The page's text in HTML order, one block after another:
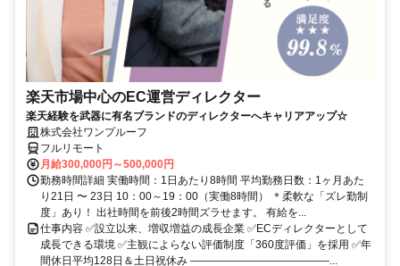
楽天市場中心のEC運営ディレクター
楽天経験を武器に有名ブランドのディレクターへキャリアアップ☆
株式会社ワンプルーフ
フルリモート
月給300,000円～500,000円
勤務時間詳細 実働時間：1日あたり8時間 平均勤務日数：1ヶ月あた
り21日 〜 23日 10：00～19：00（実働8時間） ＊柔軟な「ズレ勤制
度」あり！ 出社時間を前後2時間ズラせます。 有給を...
仕事内容 ✅設立以来、増収増益の成長企業 ✅ECディレクターとして
成長できる環境 ✅主観によらない評価制度「360度評価」を採用 ✅年
間休日平均128日＆土日祝休み ―――――――――――――...